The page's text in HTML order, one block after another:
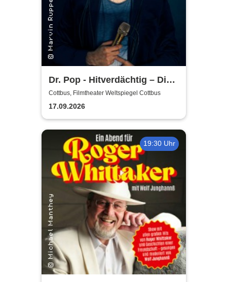
Dr. Pop - Hitverdächtig – Die
Musik-Comedy-Stand-up-
Show! - (ständig aktualisiert)
Cottbus, Filmtheater Weltspiegel Cottbus
17.09.2026
19:30 Uhr